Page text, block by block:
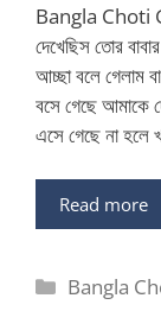
Bangla Choti
দেখেছিস তোর
আচ্ছা বলে গেলাম
বসে গেছে আমাকে
এসে গেছে না হলে
Read more
Bangla